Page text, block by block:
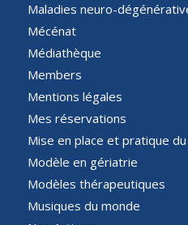
Maladies neuro-
Mécénat
Médiathèque
Members
Mentions légales
Mes réservations
Mise en place et pratique
Modèle en gériatrie
Modèles thérapeutiques
Musiques du monde